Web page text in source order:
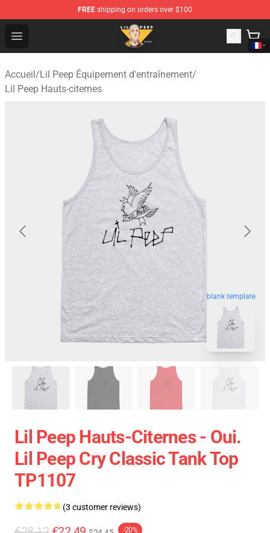
FREE shipping on orders over $100
Open menu
Lil Peep Store - Official Lil Peep Merchandise Shop
Accueil/Lil Peep Équipement d'entraînement/
Lil Peep Hauts-citernes
blank template
Lil Peep Hauts-Citernes - Oui.
Lil Peep Cry Classic Tank Top
TP1107
(3 customer reviews)
-20%